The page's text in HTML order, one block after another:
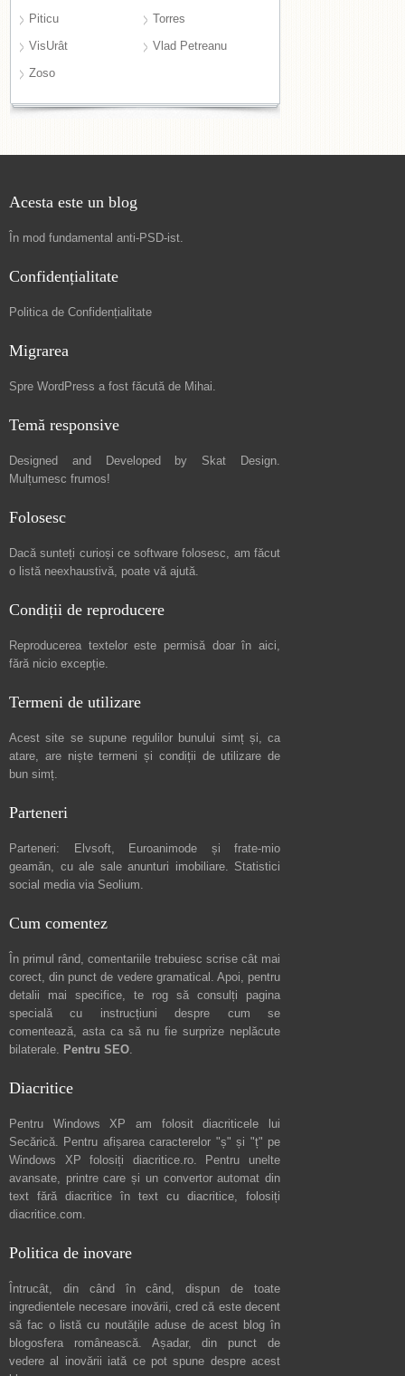
Piticu
Torres
VisUrât
Vlad Petreanu
Zoso
Acesta este un blog
În mod fundamental anti-PSD-ist.
Confidențialitate
Politica de Confidențialitate
Migrarea
Spre WordPress a fost făcută de Mihai.
Temă responsive
Designed and Developed by Skat Design.
Mulțumesc frumos!
Folosesc
Dacă sunteți curioși ce software folosesc, am făcut
o listă neexhaustivă, poate vă ajută.
Condiții de reproducere
Reproducerea textelor este permisă doar în aici,
fără nicio excepție.
Termeni de utilizare
Acest site se supune regulilor bunului simț și, ca
atare, are niștetermeni și condiții de utilizare de
bun simț.
Parteneri
Parteneri: Elvsoft, Euroanimode și frate-mio
geamăn, cu ale sale anunturi imobiliare. Statistici
social media via Seolium.
Cum comentez
În primul rând, comentariile trebuiesc scrise cât mai
corect, din punct de vedere gramatical. Apoi, pentru
detalii mai specifice, te rog să consulți pagina
specială cu instrucțiuni despre cum se
comentează, asta ca să nu fie surprize neplăcute
bilaterale. Pentru SEO.
Diacritice
Pentru Windows XP am folosit diacriticele lui
Secărică. Pentru afișarea caracterelor "ș" și "ț" pe
Windows XP folosiți diacritice.ro. Pentru unelte
avansate, printre care și un convertor automat din
text fără diacritice în text cu diacritice, folosiți
diacritice.com.
Politica de inovare
Întrucât, din când în când, dispun de toate
ingredientele necesare inovării, cred că este decent
să fac o listă cu noutățile aduse de acest blog în
blogosfera românească. Așadar, din punct de
vedere al inovării iată ce pot spune despre acest